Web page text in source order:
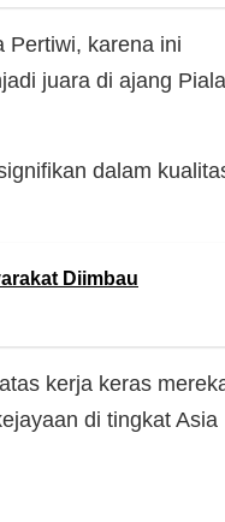
Pertiwi, karena ini
juara di ajang Piala
dalam
Diimbau
kerja keras
di tingkat Asia